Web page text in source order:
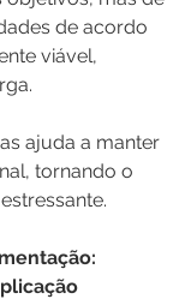
de acordo
viável,
ajuda a manter
tornando o